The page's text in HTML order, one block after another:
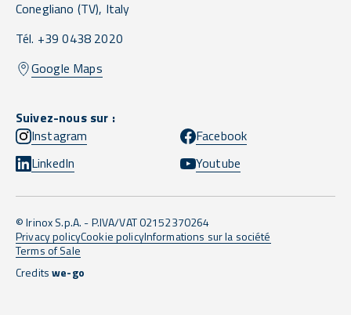
Conegliano (TV), Italy
Tél. +39 0438 2020
Google Maps
Suivez-nous sur :
Instagram
Facebook
LinkedIn
Youtube
© Irinox S.p.A. - P.IVA/VAT 02152370264
Privacy policyCookie policyInformations sur la société
Terms of Sale
Creditswe-go